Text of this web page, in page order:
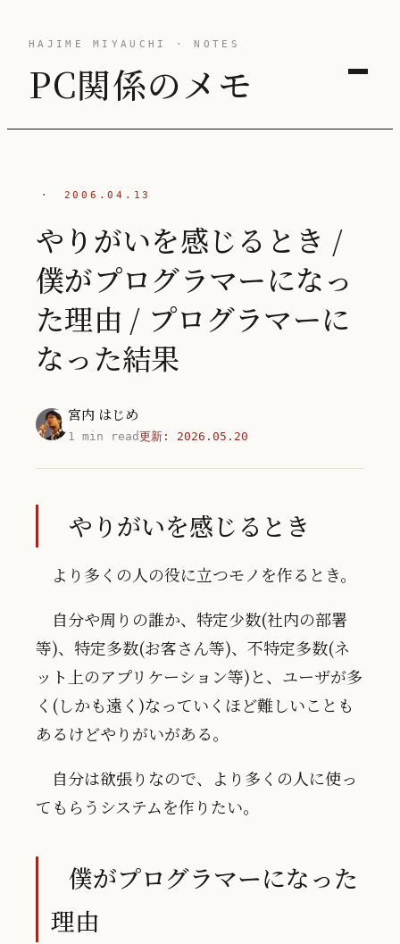
HAJIME MIYAUCHI · NOTES
PC関係のメモ
· 2006.04.13
やりがいを感じるとき /
僕がプログラマーになっ
た理由 / プログラマーに
なった結果
宮内 はじめ
1 min read更新: 2026.05.20
やりがいを感じるとき
より多くの人の役に立つモノを作るとき。
自分や周りの誰か、特定少数(社内の部署
等)、特定多数(お客さん等)、不特定多数(ネ
ット上のアプリケーション等)と、ユーザが多
く(しかも遠く)なっていくほど難しいことも
あるけどやりがいがある。
自分は欲張りなので、より多くの人に使っ
てもらうシステムを作りたい。
僕がプログラマーになった
理由